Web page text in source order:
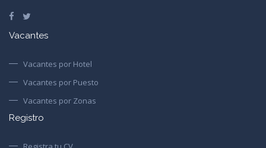
Vacantes
Vacantes por Hotel
Vacantes por Puesto
Vacantes por Zonas
Registro